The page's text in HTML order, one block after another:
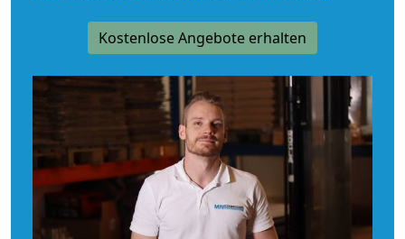
Kostenlose Angebote erhalten